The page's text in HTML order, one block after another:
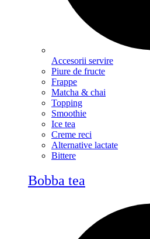
Accesorii servire
Piure de fructe
Frappe
Matcha & chai
Topping
Smoothie
Ice tea
Creme reci
Alternative lactate
Bittere
Bobba tea